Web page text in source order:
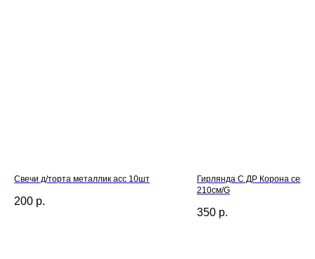
Свечи д/торта металлик асс 10шт
200 р.
Гирлянда С ДР Корона
210см/G
350 р.